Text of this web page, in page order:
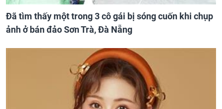
Đã tìm thấy một trong 3 cô gái bị sóng cuốn khi chụp
ảnh ở bán đảo Sơn Trà, Đà Nẵng